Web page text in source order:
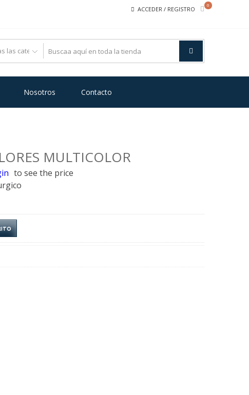
ACCEDER / REGISTRO
0
Nosotros Contacto
MULTICOLOR
to see the price